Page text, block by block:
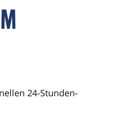
24-Stunden-